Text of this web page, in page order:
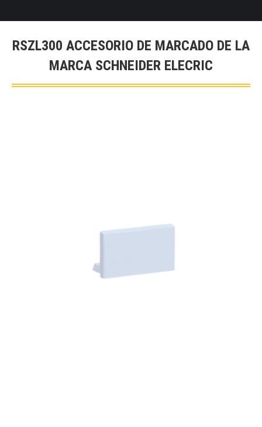
RSZL300 ACCESORIO DE MARCADO DE LA
MARCA SCHNEIDER ELECRIC